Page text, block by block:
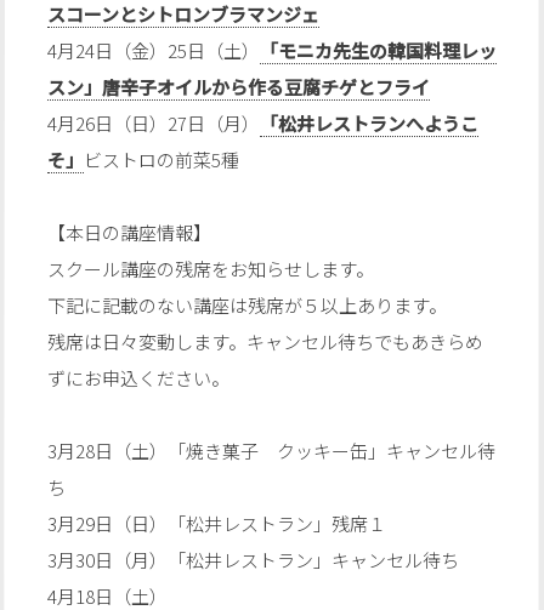
スコーンとシトロンブラマンジェ
4月24日（金）25日（土）
「モニカ先生の韓国料理レッ
スン」唐辛子オイルから作る豆腐チゲとフライ
4月26日（日）27日（月）
「松井レストランへようこ
そ」 ビストロの前菜5種
【本日の講座情報】
スクール講座の残席をお知らせします。
下記に記載のない講座は残席が５以上あります。
残席は日々変動します。キャンセル待ちでもあきらめ
ずにお申込ください。
3月28日（土）「焼き菓子 クッキー缶」キャンセル待
ち
3月29日（日）「松井レストラン」残席１
3月30日（月）「松井レストラン」キャンセル待ち
4月18日（土）